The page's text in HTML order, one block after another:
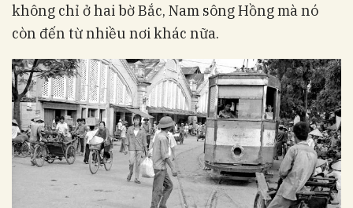
không chỉ ở hai bờ Bắc, Nam sông Hồng mà nó
còn đến từ nhiều nơi khác nữa.